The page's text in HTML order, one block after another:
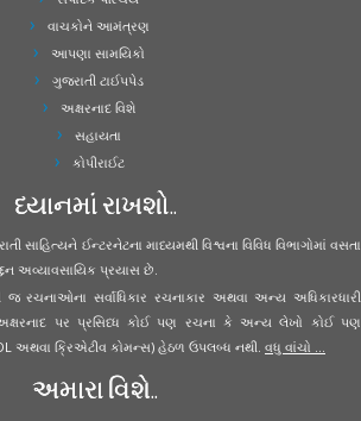
વાચકોને આમંત્રણ
આપણા સામયિકો
ગુજરાતી ટાઈપપેડ
અક્ષરનાદ વિશે
સહાયતા
કોપીરાઈટ
ધ્યાનમાં રાખશો..
સાહિત્યને ઈન્ટરનેટના માધ્યમથી વિશ્વના વિવિધ વિભાગોમાં વસતા
અવ્યાવસાયિક પ્રયાસ છે.
સર્વાધિકાર રચનાકાર અથવા અન્ય અધિકારધારી
અક્ષરનાદ પર પ્રસિધ્ધ કોઈ પણ રચના કે અન્ય લેખો કોઈ પણ
અથવા ક્રિએટીવ કોમન્સ) હેઠળ ઉપલબ્ધ નથી. વધુ વાંચો ...
અમારા વિશે..